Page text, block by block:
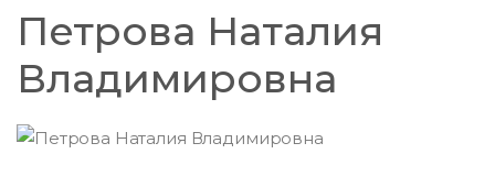
Петрова Наталия
Владимировна